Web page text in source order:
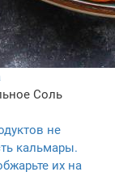
Соль
не
кальмары.
их на